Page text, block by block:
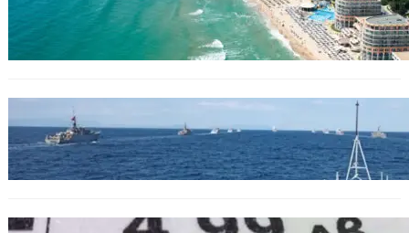
Интерактивна карта показва всички водни
бази по Черноморието
Нов минен ловец за българския флот
пристига до края на годината
БЪЛГАРИЯ